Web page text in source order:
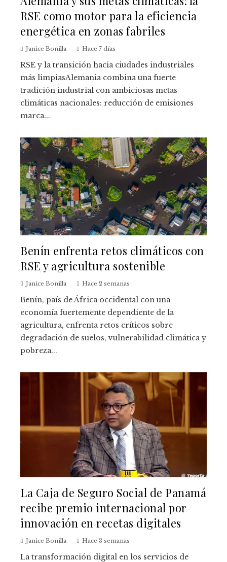
RSE como motor para la eficiencia
energética en zonas fabriles
Janice Bonilla Hace 7 días
RSE y la transición hacia ciudades industriales
más limpiasAlemania combina una fuerte
tradición industrial con ambiciosas metas
climáticas nacionales: reducción de emisiones
marca...
Benín enfrenta retos climáticos con
RSE y agricultura sostenible
Janice Bonilla Hace 2 semanas
Benín, país de África occidental con una
economía fuertemente dependiente de la
agricultura, enfrenta retos críticos sobre
degradación de suelos, vulnerabilidad climática y
pobreza...
La Caja de Seguro Social de Panamá
recibe premio internacional por
innovación en recetas digitales
Janice Bonilla Hace 3 semanas
La transformación digital en los servicios de